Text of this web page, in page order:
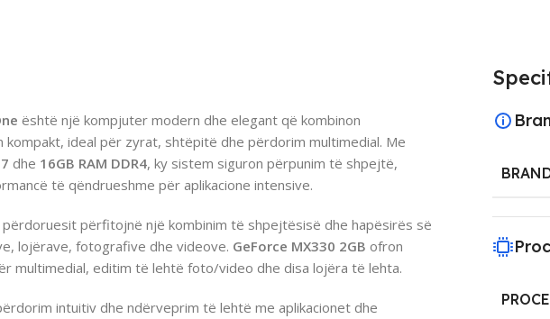
është një kompjuter modern dhe elegant që kombinon
ideal për zyrat, shtëpitë dhe përdorim multimedial. Me
dhe 16GB RAM DDR4, ky sistem siguron përpunim të shpejtë,
të qëndrueshme për aplikacione intensive.
përdoruesit përfitojnë një kombinim të shpejtësisë dhe hapësirës së
lojërave, fotografive dhe videove. GeForce MX330 2GB ofron
multimedial, editim të lehtë foto/video dhe disa lojëra të lehta.
intuitiv dhe ndërveprim të lehtë me aplikacionet dhe